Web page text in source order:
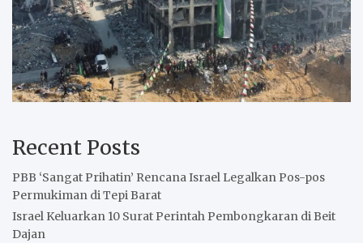
Recent Posts
PBB ‘Sangat Prihatin’ Rencana Israel Legalkan Pos-pos
Permukiman di Tepi Barat
Israel Keluarkan 10 Surat Perintah Pembongkaran di Beit
Dajan